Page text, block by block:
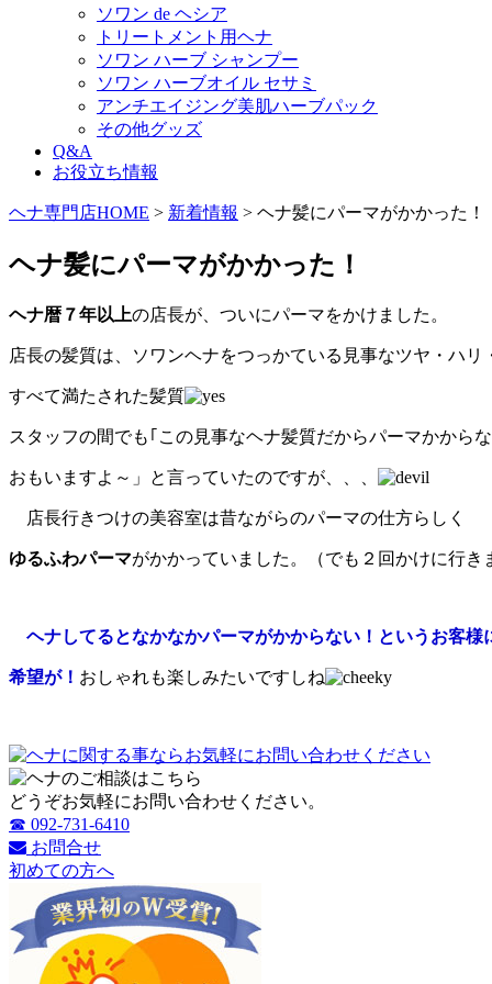
ソワン de ヘシア
トリートメント用ヘナ
ソワン ハーブ シャンプー
ソワン ハーブオイル セサミ
アンチエイジング美肌ハーブパック
その他グッズ
Q&A
お役立ち情報
ヘナ専門店HOME > 新着情報 > ヘナ髪にパーマがかかった！
ヘナ髪にパーマがかかった！
ヘナ暦７年以上の店長が、ついにパーマをかけました。
店長の髪質は、ソワンヘナをつっかている見事なツヤ・ハリ
すべて満たされた髪質
スタッフの間でも｢この見事なヘナ髪質だからパーマかから
おもいますよ～」と言っていたのですが、、、
店長行きつけの美容室は昔ながらのパーマの仕方らしく
ゆるふわパーマがかかっていました。（でも２回かけに行き
ヘナしてるとなかなかパーマがかからない！というお客様
希望が！ おしゃれも楽しみたいですしね
どうぞお気軽にお問い合わせください。
☎ 092-731-6410
お問合せ
初めての方へ